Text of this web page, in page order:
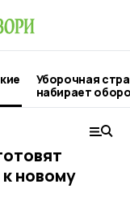
Уборочная
набирает
новому